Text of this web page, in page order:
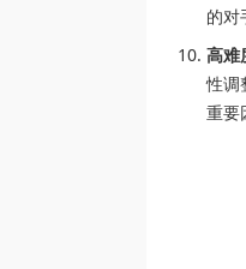
的对
高难
性调
重要